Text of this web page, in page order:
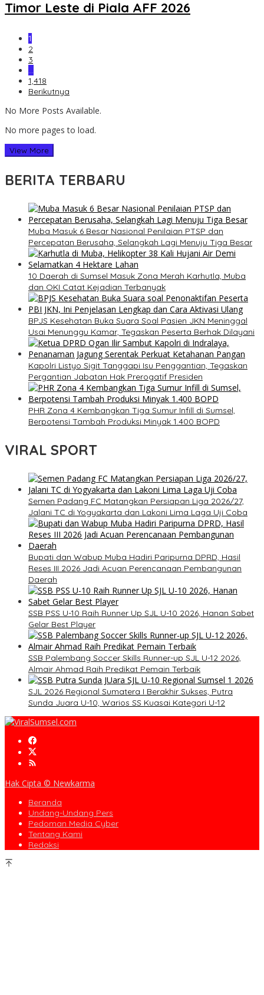
Timor Leste di Piala AFF 2026
1
2
3
…
1,418
Berikutnya
No More Posts Available.
No more pages to load.
View More
BERITA TERBARU
Muba Masuk 6 Besar Nasional Penilaian PTSP dan
Percepatan Berusaha, Selangkah Lagi Menuju Tiga Besar
10 Daerah di Sumsel Masuk Zona Merah Karhutla, Muba
dan OKI Catat Kejadian Terbanyak
BPJS Kesehatan Buka Suara Soal Pasien JKN Meninggal
Usai Menunggu Kamar, Tegaskan Peserta Berhak Dilayani
Kapolri Listyo Sigit Tanggapi Isu Penggantian, Tegaskan
Pergantian Jabatan Hak Prerogatif Presiden
PHR Zona 4 Kembangkan Tiga Sumur Infill di Sumsel,
Berpotensi Tambah Produksi Minyak 1.400 BOPD
VIRAL SPORT
Semen Padang FC Matangkan Persiapan Liga 2026/27,
Jalani TC di Yogyakarta dan Lakoni Lima Laga Uji Coba
Bupati dan Wabup Muba Hadiri Paripurna DPRD, Hasil
Reses III 2026 Jadi Acuan Perencanaan Pembangunan
Daerah
SSB PSS U-10 Raih Runner Up SJL U-10 2026, Hanan Sabet
Gelar Best Player
SSB Palembang Soccer Skills Runner-up SJL U-12 2026,
Almair Ahmad Raih Predikat Pemain Terbaik
SJL 2026 Regional Sumatera I Berakhir Sukses, Putra
Sunda Juara U-10, Warios SS Kuasai Kategori U-12
Hak Cipta © Newkarma
Beranda
Undang-Undang Pers
Pedoman Media Cyber
Tentang Kami
Redaksi